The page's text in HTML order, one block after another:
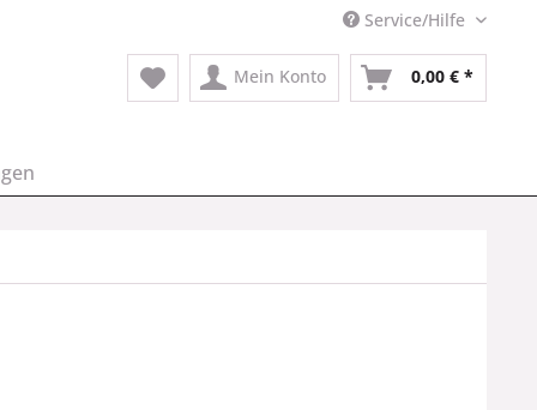
Service/Hilfe
Mein Konto 0,00 € *